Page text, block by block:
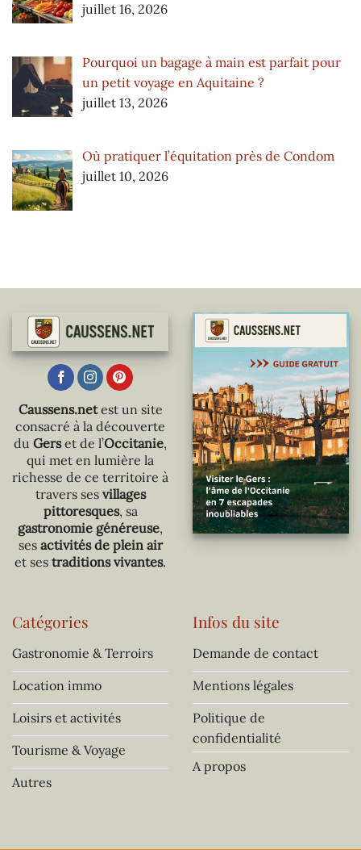
juillet 16, 2026
Pourquoi un bagage à main est parfait pour
un petit voyage en Aquitaine ?
juillet 13, 2026
Où pratiquer l’équitation près de Condom
juillet 10, 2026
Caussens.netest un site
consacré à la découverte
du Gerset de l’Occitanie,
qui met en lumière la
richesse de ce territoire à
travers ses villages
pittoresques, sa
gastronomie généreuse,
ses activités de plein air
et ses traditions vivantes.
Catégories
Gastronomie & Terroirs
Location immo
Loisirs et activités
Tourisme & Voyage
Autres
Infos du site
Demande de contact
Mentions légales
Politique de
confidentialité
A propos